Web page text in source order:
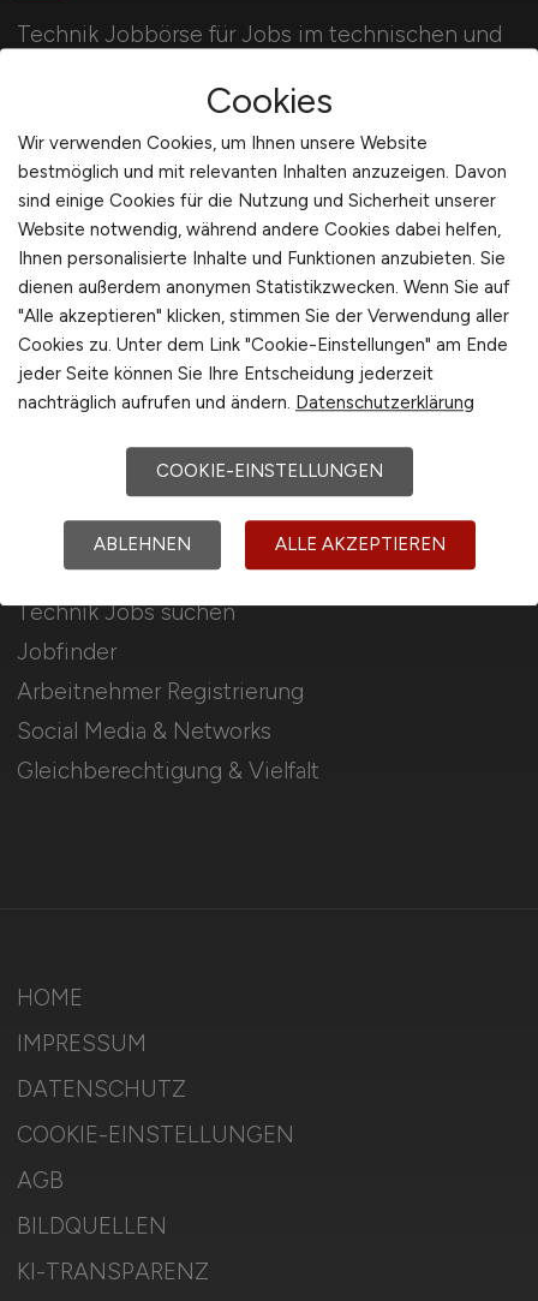
Technik Jobbörse für Jobs im technischen und
erfahrene und ausgebildete Fachkräfte.
Für Arbeitnehmer
Technik Jobs suchen
Jobfinder
Arbeitnehmer Registrierung
Social Media & Networks
Gleichberechtigung & Vielfalt
Für Arbeitgeber
Stellenanzeigen schalten
Mediadaten & Konditionen
Arbeitgeber Seite
Arbeitgeber Kontakt
HOME
IMPRESSUM
DATENSCHUTZ
COOKIE-EINSTELLUNGEN
AGB
BILDQUELLEN
KI-TRANSPARENZ
Cookies
Wir verwenden Cookies, um Ihnen unsere Website
bestmöglich und mit relevanten Inhalten anzuzeigen. Davon
sind einige Cookies für die Nutzung und Sicherheit unserer
Website notwendig, während andere Cookies dabei helfen,
Ihnen personalisierte Inhalte und Funktionen anzubieten. Sie
dienen außerdem anonymen Statistikzwecken. Wenn Sie auf
"Alle akzeptieren" klicken, stimmen Sie der Verwendung aller
Cookies zu. Unter dem Link "Cookie-Einstellungen" am Ende
jeder Seite können Sie Ihre Entscheidung jederzeit
nachträglich aufrufen und ändern. Datenschutzerklärung
COOKIE-EINSTELLUNGEN
ABLEHNEN ALLE AKZEPTIEREN